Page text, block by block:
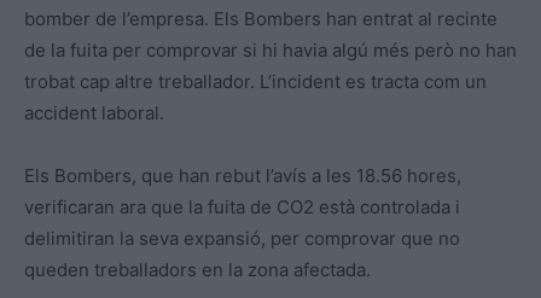
bomber de l’empresa. Els Bombers han entrat al recinte
de la fuita per comprovar si hi havia algú més però no han
trobat cap altre treballador. L’incident es tracta com un
accident laboral.
Els Bombers, que han rebut l’avís a les 18.56 hores,
verificaran ara que la fuita de CO2 està controlada i
delimitiran la seva expansió, per comprovar que no
queden treballadors en la zona afectada.